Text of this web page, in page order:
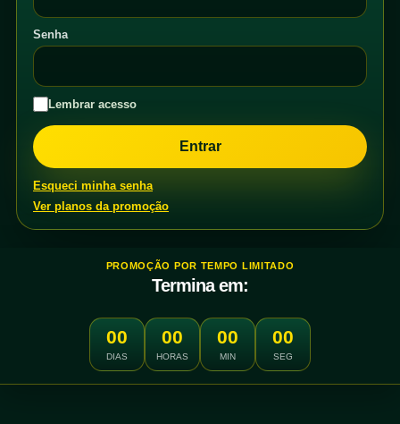
Senha
Lembrar acesso
Esqueci minha senha
Ver planos da promoção
PROMOÇÃO POR TEMPO LIMITADO
Termina em:
00
DIAS
00
HORAS
00
MIN
00
SEG